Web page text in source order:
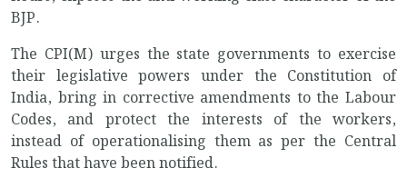
BJP.
The CPI(M) urges the state governments to exercise
their legislative powers under the Constitution of
India, bring in corrective amendments to the Labour
Codes, and protect the interests of the workers,
instead of operationalising them as per the Central
Rules that have been notified.